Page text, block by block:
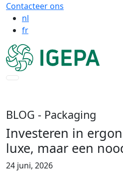
Contacteer ons
nl
fr
BLOG - Packaging
Investeren in
luxe, maar een
24 juni, 2026